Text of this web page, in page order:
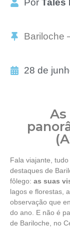
Por Tales
Bariloche
28 de
Fala viajante,
destaques de
fôlego: as suas
lagos e florestas,
observação que
do ano. E não é
de Bariloche, no